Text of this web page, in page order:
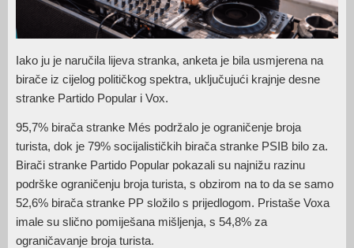
Iako ju je naručila lijeva stranka, anketa je bila usmjerena na
birače iz cijelog političkog spektra, uključujući krajnje desne
stranke Partido Popular i Vox.
95,7% birača stranke Més podržalo je ograničenje broja
turista, dok je 79% socijalističkih birača stranke PSIB bilo za.
Birači stranke Partido Popular pokazali su najnižu razinu
podrške ograničenju broja turista, s obzirom na to da se samo
52,6% birača stranke PP složilo s prijedlogom. Pristaše Voxa
imale su slično pomiješana mišljenja, s 54,8% za
ograničavanje broja turista.